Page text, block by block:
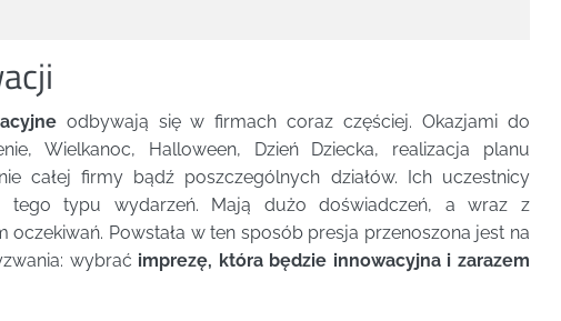
odbywają się w firmach coraz częściej. Okazjami do
Wielkanoc, Halloween, Dzień Dziecka, realizacja planu
całej firmy bądź poszczególnych działów. Ich uczestnicy
tego typu wydarzeń. Mają dużo doświadczeń, a wraz z
Powstała w ten sposób presja przenoszona jest na
wybrać imprezę, która będzie innowacyjna i zarazem